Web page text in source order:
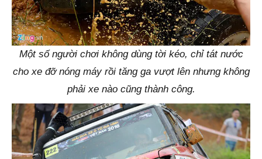
Một số người chơi không dùng tời kéo, chỉ tát nước
cho xe đỡ nóng máy rồi tăng ga vượt lên nhưng không
phải xe nào cũng thành công.